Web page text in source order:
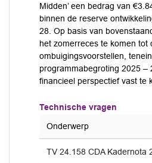
Midden’ een bedrag van
binnen de reserve
28. Op basis van
het zomerreces te komen tot
ombuigingsvoorstellen,
programmabegroting 2025 –
financieel perspectief vast te
Technische vragen
Onderwerp
TV 24.158 CDA Kadernota